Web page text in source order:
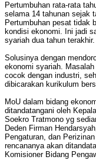
Pertumbuhan rata-rata
selama 14 tahunan sejak
Pertumbuhan pesat tidak
kondisi ekonomi. Ini jadi
syariah dua tahun terakhir.
Solusinya dengan
ekonomi syariah.
cocok dengan industri,
dibicarakan kurikulum
MoU dalam bidang
ditandatangani oleh
Soekro Tratmono yg
Deden Firman
Pengaturan, dan
rencananya akan
Komisioner Bidang